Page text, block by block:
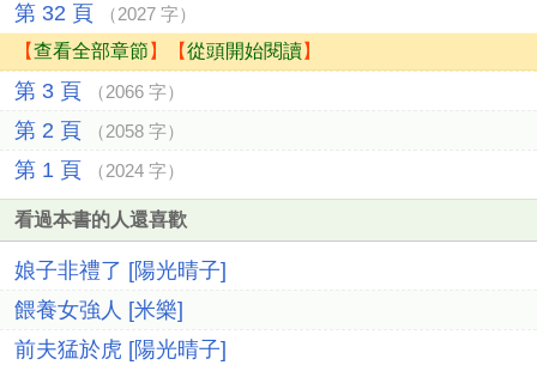
第 32 頁 （2027 字）
【查看全部章節 】【從頭開始閱讀】
第 3 頁 （2066 字）
第 2 頁 （2058 字）
第 1 頁 （2024 字）
看過本書的人還喜歡
娘子非禮了 [陽光晴子]
餵養女強人 [米樂]
前夫猛於虎 [陽光晴子]